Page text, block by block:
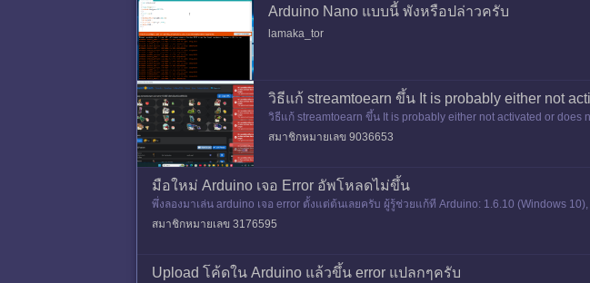
Arduino Nano แบบนี้ พังหรือปล่าวครับ
lamaka_tor
วิธีแก้ streamtoearn ขึ้น It is probably either not
วิธีแก้ streamtoearn ขึ้น It is probably either not activated or
สมาชิกหมายเลข 9036653
มือใหม่ Arduino เจอ Error อัพโหลดไม่ขึ้น
พึ่งลองมาเล่น arduino เจอ error ตั้งแต่ต้นเลยครับ ผู้รู้ช่วยแก้ที Arduino: 1.6.10 (Windows
สมาชิกหมายเลข 3176595
Upload โค้ดใน Arduino แล้วขึ้น error แปลกๆครับ